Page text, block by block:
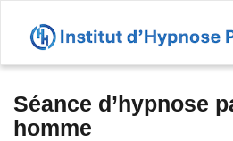
Séance d’hypnose
homme